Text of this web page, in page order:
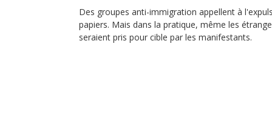
Des groupes anti-immigration appellent à
papiers. Mais dans la pratique, même les
seraient pris pour cible par les manifestants.